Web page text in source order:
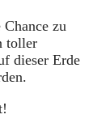
zu
toller
dieser Erde